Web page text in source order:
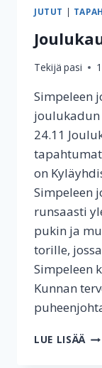
JUTUT |
Tekijä pasi
Simpeleen
joulukadun
24.11
on
Simpeleen
runsaasti
pukin ja
torille,
Simpeleen
Kunnan
LUE LISÄÄ